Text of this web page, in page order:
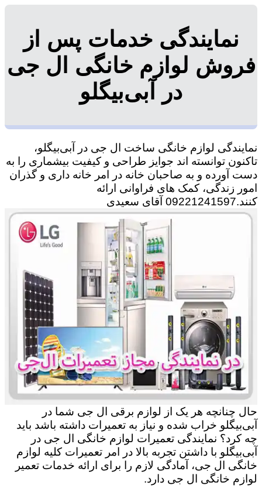
نمایندگی خدمات پس از
فروش لوازم خانگی ال جی
در آبی‌بیگلو
نمایندگی لوازم خانگی ساخت ال جی در آبی‌بیگلو،
تاکنون توانسته اند جوایز طراحی و کیفیت بیشماری را به
دست آورده و به صاحبان خانه در امر خانه داری و گذران
امور زندگی، کمک های فراوانی ارائه
کنند.09221241597 آقای سعیدی
حال چنانچه هر یک از لوازم برقی ال جی شما در
آبی‌بیگلو خراب شده و نیاز به تعمیرات داشته باشد باید
چه کرد؟ نمایندگی تعمیرات لوازم خانگی ال جی در
آبی‌بیگلو با داشتن تجربه بالا در امر تعمیرات کلیه لوازم
خانگی ال جی، آمادگی لازم را برای ارائه خدمات تعمیر
لوازم خانگی ال جی دارد.